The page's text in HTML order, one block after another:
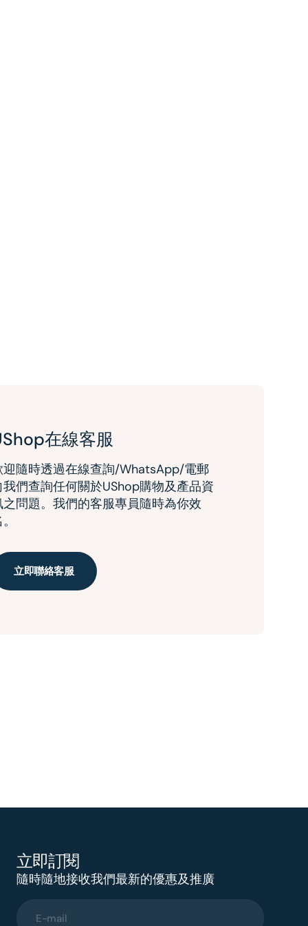
在線客服
迎隨時透過在線查詢/WhatsApp/電郵
我們查詢任何關於UShop購物及產品資
之問題。我們的客服專員隨時為你效
立即聯絡客服
立即訂閱
隨時隨地接收我們最新的優惠及推廣
E-mail